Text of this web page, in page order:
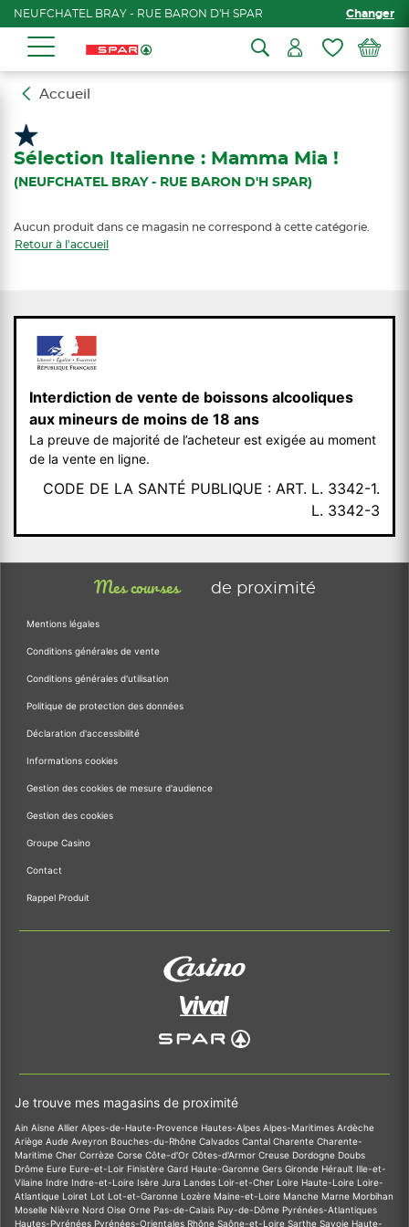
NEUFCHATEL BRAY - RUE BARON D'H SPAR Changer
Accueil
Sélection Italienne : Mamma Mia !
(NEUFCHATEL BRAY - RUE BARON D'H SPAR)
Aucun produit dans ce magasin ne correspond à cette catégorie.
Retour à l'accueil
Interdiction de vente de boissons alcooliques
aux mineurs de moins de 18 ans
La preuve de majorité de l’acheteur est exigée au moment
de la vente en ligne.
CODE DE LA SANTÉ PUBLIQUE : ART. L. 3342-1.
L. 3342-3
Mes courses de proximité
Mentions légales
Conditions générales de vente
Conditions générales d'utilisation
Politique de protection des données
Déclaration d'accessibilité
Informations cookies
Gestion des cookies de mesure d'audience
Gestion des cookies
Groupe Casino
Contact
Rappel Produit
Je trouve mes magasins de proximité
Ain Aisne Allier Alpes-de-Haute-Provence Hautes-Alpes Alpes-Maritimes Ardèche
Ariège Aude Aveyron Bouches-du-Rhône Calvados Cantal Charente Charente-
Maritime Cher Corrèze Corse Côte-d'Or Côtes-d'Armor Creuse Dordogne Doubs
Drôme Eure Eure-et-Loir Finistère Gard Haute-Garonne Gers Gironde Hérault Ille-et-
Vilaine Indre Indre-et-Loire Isère Jura Landes Loir-et-Cher Loire Haute-Loire Loire-
Atlantique Loiret Lot Lot-et-Garonne Lozère Maine-et-Loire Manche Marne Morbihan
Moselle Nièvre Nord Oise Orne Pas-de-Calais Puy-de-Dôme Pyrénées-Atlantiques
Hautes-Pyrénées Pyrénées-Orientales Rhône Saône-et-Loire Sarthe Savoie Haute-